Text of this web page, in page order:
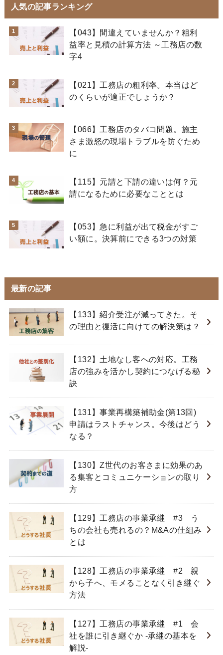
人気の記事ランキング
【043】間違えていませんか？粗利
益率と見積の計算方法 ～工務店の数
字4
【021】工務店の粗利率。本当はど
のくらいが適正でしょうか？
【066】工務店のタバコ問題。施主
さま激怒の現場トラブルを防ぐため
に
【115】元請と下請の違いは何？元
請になるために必要なこととは
【053】急に利益が出て税金がすご
い額に。決算前にできる3つの対策
最新の記事
【133】紹介受注が減ってきた。そ
の理由と復活に向けての解決策は？
【132】土地なし客への対応。工務
店の強みを活かし契約につなげる秘
訣
【131】事業再構築補助金(第13回)
申請はラストチャンス。今後はどう
なる？
【130】Z世代のお客さまに効果のあ
る集客とコミュニケーションの取り
方
【129】工務店の事業承継 #3 う
ちの会社も売れるの？M&Aの仕組み
とは
【128】工務店の事業承継 #2 親
から子へ、モメることなく引き継ぐ
方法
【127】工務店の事業承継 #1 会
社を誰に引き継ぐか -承継の基本を
解説-